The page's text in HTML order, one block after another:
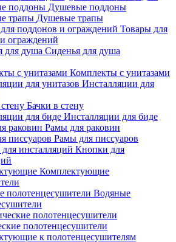
Душевые поддоны
Душевые трапы
Товары для
ограждений
Сиденья для душа
Комплекты с унитазами
Инсталляции для
Бачки в стену
Инсталляции для биде
Рамы для раковин
Рамы для писсуаров
Кнопки для
Комплектующие
Водяные
полотенцесушители